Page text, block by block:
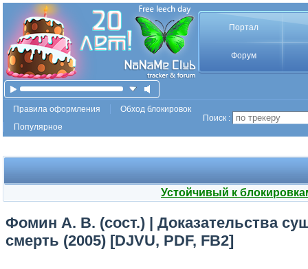
Портал
Форум
Правила оформления
Обход блокировок
Популярное
Поиск :
Устойчивый к
Фомин А. В. (сост.) | Доказательства
смерть (2005) [DJVU, PDF, FB2]